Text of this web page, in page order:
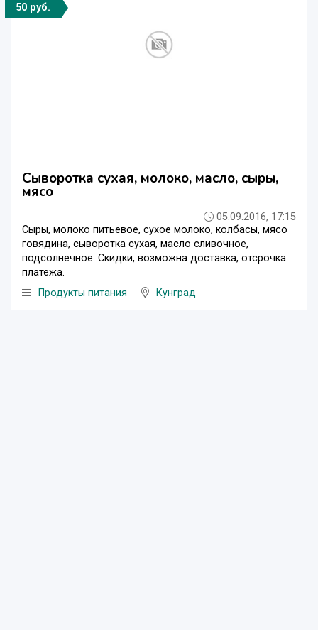
50 руб.
Сыворотка сухая, молоко, масло, сыры,
мясо
05.09.2016, 17:15
Сыры, молоко питьевое, сухое молоко, колбасы, мясо
говядина, сыворотка сухая, масло сливочное,
подсолнечное. Скидки, возможна доставка, отсрочка
платежа.
Продукты питания
Кунград